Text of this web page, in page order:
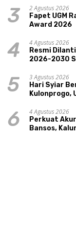
3
2 Agustus 2026
Fapet UGM
Award 2026
4
4 Agustus 2026
Resmi
2026-2030
5
3 Agustus 2026
Hari Syiar
Kulonprogo,
6
4 Agustus 2026
Perkuat
Bansos,